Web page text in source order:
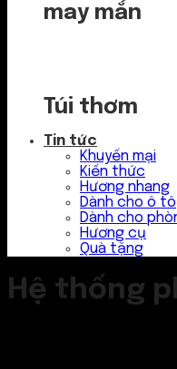
may mắn
Túi thơm
Tin tức
Khuyến mại
Kiến thức
Hương nhang
Dành cho ô tô
Dành cho
Hương cụ
Quà tặng
Hệ thống